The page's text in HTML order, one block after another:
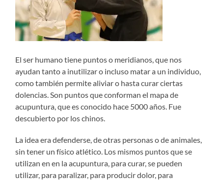
El ser humano tiene puntos o meridianos, que nos
ayudan tanto a inutilizar o incluso matar a un individuo,
como también permite aliviar o hasta curar ciertas
dolencias. Son puntos que conforman el mapa de
acupuntura, que es conocido hace 5000 años. Fue
descubierto por los chinos.
La idea era defenderse, de otras personas o de animales,
sin tener un físico atlético. Los mismos puntos que se
utilizan en en la acupuntura, para curar, se pueden
utilizar, para paralizar, para producir dolor, para